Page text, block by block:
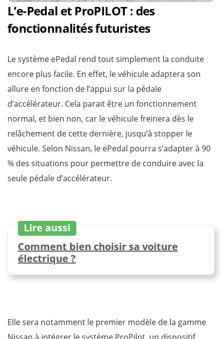
L’e-Pedal et ProPILOT : des
fonctionnalités futuristes
Le système ePedal rend tout simplement la conduite
encore plus facile. En effet, le véhicule adaptera son
allure en fonction de l’appui sur la pédale
d’accélérateur. Cela parait être un fonctionnement
normal, et bien non, car le véhicule freinera dès le
relâchement de cette dernière, jusqu’à stopper le
véhicule. Selon Nissan, le ePedal pourra s’adapter à 90
% des situations pour permettre de conduire avec la
seule pédale d’accélérateur.
Lire aussi
Comment bien choisir sa voiture
électrique ?
Elle sera notamment le premier modèle de la gamme